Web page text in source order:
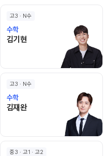
고3 · N수
수학
김기현김기현 선생님 홈 바로가기
고3 · N수
수학
김재완김재완 선생님 홈 바로가기
중3 · 고1 · 고2